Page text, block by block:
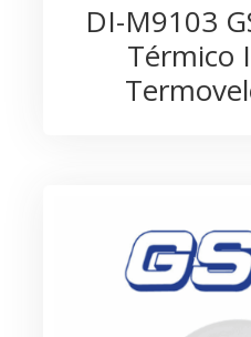
DI-M9103
Térmico